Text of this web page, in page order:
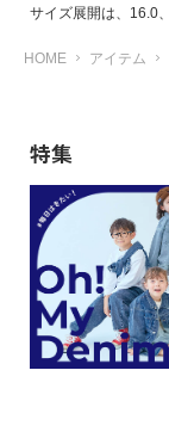
サイズ展開は、16.0
HOME アイテム
特集